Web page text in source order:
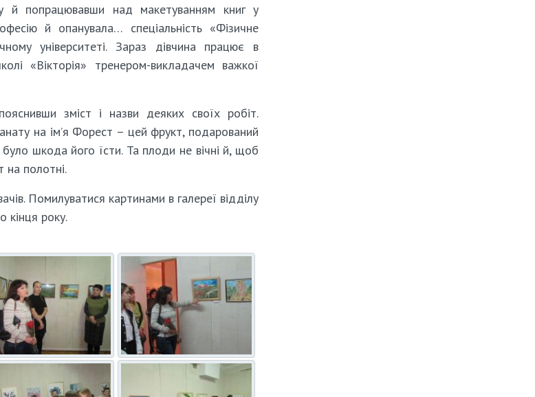
й попрацювавши над макетуванням книг у
й опанувала… спеціальність «Фізичне
університеті. Зараз дівчина працює в
«Вікторія» тренером-викладачем важкої
зміст і назви деяких своїх робіт.
на ім’я Форест – цей фрукт, подарований
шкода його їсти. Та плоди не вічні й, щоб
на полотні.
Помилуватися картинами в галереї відділу
кінця року.